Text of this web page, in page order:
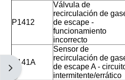
Abrir cajón de bloques
P1412
Válvula de
recirculación de
de escape -
funcionamiento
incorrecto
P141A
Sensor de
recirculación de
de escape A -
intermitente/errático